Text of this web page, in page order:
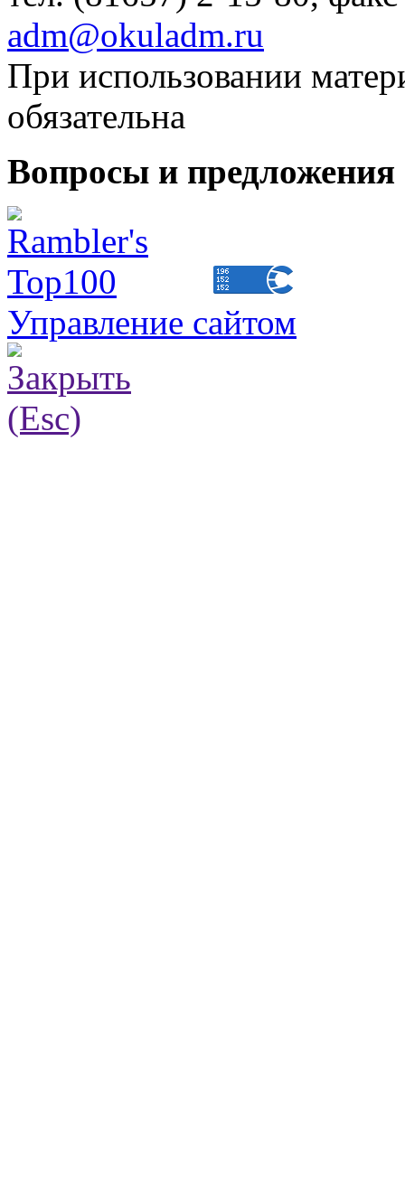
adm@okuladm.ru
При использовании
обязательна
Вопросы и
Управление сайтом